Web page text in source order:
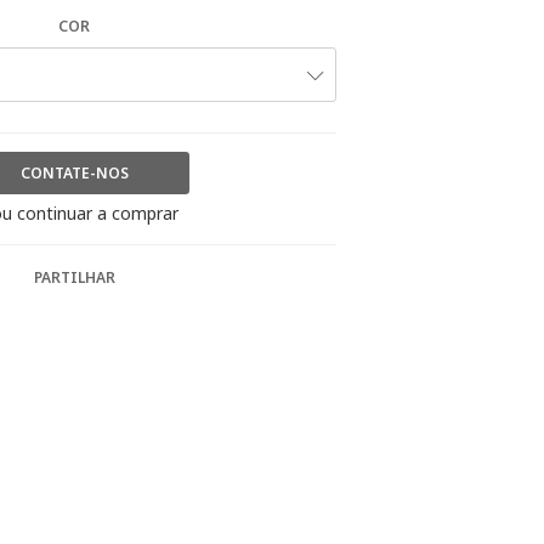
COR
CONTATE-NOS
continuar a comprar
PARTILHAR